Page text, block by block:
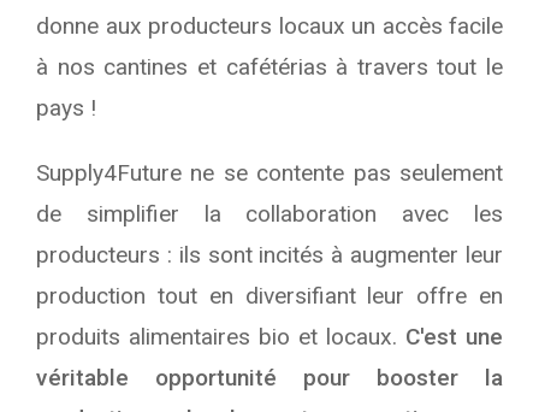
donne aux producteurs locaux un accès facile
à nos cantines et cafétérias à travers tout le
pays !
Supply4Future ne se contente pas seulement
de simplifier la collaboration avec les
producteurs : ils sont incités à augmenter leur
production tout en diversifiant leur offre en
produits alimentaires bio et locaux. C'est une
véritable opportunité pour booster la